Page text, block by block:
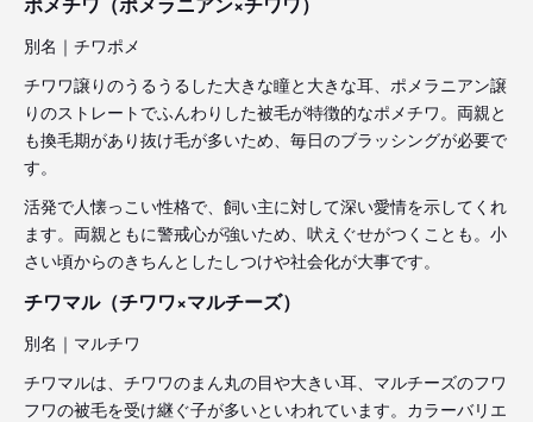
別名｜チワポメ
チワワ譲りのうるうるした大きな瞳と大きな耳、ポメラニアン譲
りのストレートでふんわりした被毛が特徴的なポメチワ。両親と
も換毛期があり抜け毛が多いため、毎日のブラッシングが必要で
す。
活発で人懐っこい性格で、飼い主に対して深い愛情を示してくれ
ます。両親ともに警戒心が強いため、吠えぐせがつくことも。小
さい頃からのきちんとしたしつけや社会化が大事です。
チワマル（チワワ×マルチーズ）
別名｜マルチワ
チワマルは、チワワのまん丸の目や大きい耳、マルチーズのフワ
フワの被毛を受け継ぐ子が多いといわれています。カラーバリエ